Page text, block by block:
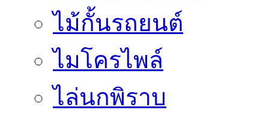
ไม้กั้นรถยนต์
ไมโครไพล์
ไล่นกพิราบ